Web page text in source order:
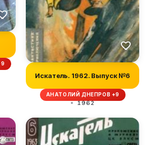
Искатель. 1962. Выпуск №6
АНАТОЛИЙ ДНЕПРОВ +9
1962